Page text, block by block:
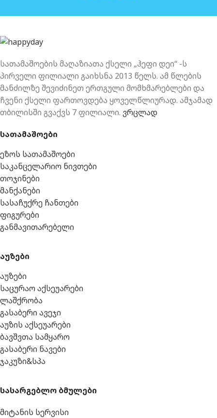
სათამაშოების მაღაზიათა ქსელი „ჰეფი დეი“ -ს
პირველი ფილიალი გაიხსნა 2013 წელს. ამ წლების
მანძილზე შევიძინეთ ერთგული მომხმარებლები და
ჩვენი ქსელი ფართოვდება ყოველწლიურად. ამჯამად
თბილისში გვაქვს 7 ფილიალი. ვრცლად
სათამაშოები
ეზოს სათამაშოები
საკანცელარიო ნივთები
თოჯინები
მანქანები
სასაჩუქრე ჩანთები
ფიგურები
განმავითარებელი
აუზები
აუზები
საცურაო აქსეუარები
ლაშქრობა
გასაბერი ავეჯი
აუზის აქსეუარები
ბავშვთა სამყარო
გასაბერი ნავები
ჯაკუზი&სპა
სასარგებლო ბმულები
მიტანის სერვისი